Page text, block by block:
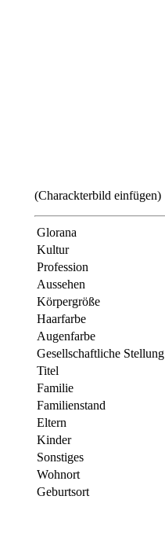
(Charackterbild einfügen)
Glorana
Kultur
Profession
Aussehen
Körpergröße
Haarfarbe
Augenfarbe
Gesellschaftliche Stellung
Titel
Familie
Familienstand
Eltern
Kinder
Sonstiges
Wohnort
Geburtsort